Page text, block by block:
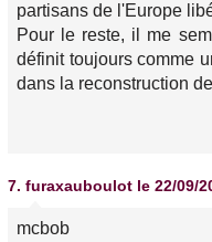
partisans de l'Europe
Pour le reste, il me
définit toujours comme
dans la reconstruction
7. furaxauboulot le 22/09/
mcbob